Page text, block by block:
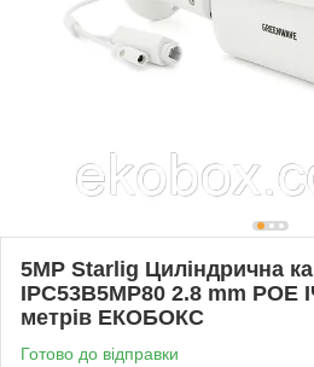
5MP Starlig Циліндрична
IPC53B5MP80 2.8 mm POE
метрів ЕКОБОКС
Готово до відправки